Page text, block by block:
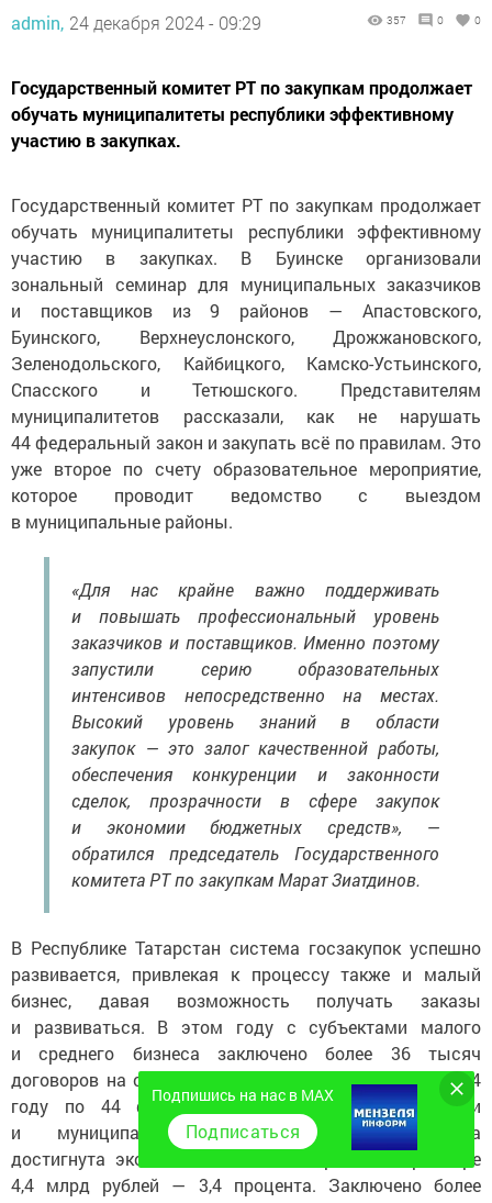
admin, 24 декабря 2024 - 09:29 357 0 0
Государственный комитет РТ по закупкам продолжает
обучать муниципалитеты республики эффективному
участию в закупках.
Государственный комитет РТ по закупкам продолжает
обучать муниципалитеты республики эффективному
участию в закупках. В Буинске организовали
зональный семинар для муниципальных заказчиков
и поставщиков из 9 районов — Апастовского,
Буинского, Верхнеуслонского, Дрожжановского,
Зеленодольского, Кайбицкого, Камско-Устьинского,
Спасского и Тетюшского. Представителям
муниципалитетов рассказали, как не нарушать
44 федеральный закон и закупать всё по правилам. Это
уже второе по счету образовательное мероприятие,
которое проводит ведомство с выездом
в муниципальные районы.
«Для нас крайне важно поддерживать
и повышать профессиональный уровень
заказчиков и поставщиков. Именно поэтому
запустили серию образовательных
интенсивов непосредственно на местах.
Высокий уровень знаний в области
закупок — это залог качественной работы,
обеспечения конкуренции и законности
сделок, прозрачности в сфере закупок
и экономии бюджетных средств», —
обратился председатель Государственного
комитета РТ по закупкам Марат Зиатдинов.
В Республике Татарстан система госзакупок успешно
развивается, привлекая к процессу также и малый
бизнес, давая возможность получать заказы
и развиваться. В этом году с субъектами малого
и среднего бизнеса заключено более 36 тысяч
договоров на сумму 48 млрд рублей. Всего же в 2024
году по 44 федеральному закону региональными
и муниципальными заказчиками Татарстана
достигнута экономия бюджетных средств в размере
4,4 млрд рублей — 3,4 процента. Заключено более
Подпишись на нас в MAX
Подписаться